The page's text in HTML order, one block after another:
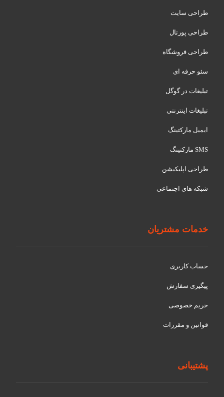
طراحی سایت
طراحی پورتال
طراحی فروشگاه
سئو حرفه ای
تبلیغات در گوگل
تبلیغات اینترنتی
ایمیل مارکتینگ
SMS مارکتینگ
طراحی اپلیکیشن
شبکه های اجتماعی
خدمات مشتریان
حساب کاربری
پیگیری سفارش
حریم خصوصی
قوانین و مقررات
پشتیبانی